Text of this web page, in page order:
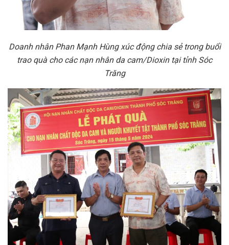
Doanh nhân Phan Mạnh Hùng xúc động chia sẻ trong buổi
trao quà cho các nạn nhân da cam/Dioxin tại tỉnh Sóc
Trăng